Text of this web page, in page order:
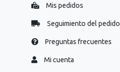
Mis pedidos
Seguimiento del pedido
Preguntas frecuentes
Mi cuenta